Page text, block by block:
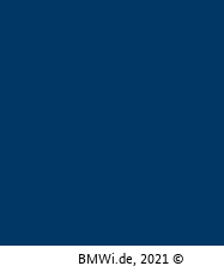
BMWi.de, 2021 ©